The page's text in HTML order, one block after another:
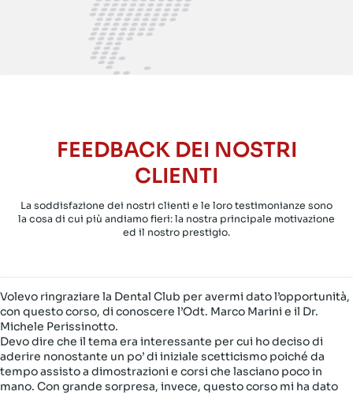
FEEDBACK DEI NOSTRI
CLIENTI
La soddisfazione dei nostri clienti e le loro testimonianze sono
la cosa di cui più andiamo fieri: la nostra principale motivazione
ed il nostro prestigio.
Volevo ringraziare la Dental Club per avermi dato l’opportunità,
con questo corso, di conoscere l’Odt. Marco Marini e il Dr.
Michele Perissinotto.
Devo dire che il tema era interessante per cui ho deciso di
aderire nonostante un po’ di iniziale scetticismo poiché da
tempo assisto a dimostrazioni e corsi che lasciano poco in
mano. Con grande sorpresa, invece, questo corso mi ha dato